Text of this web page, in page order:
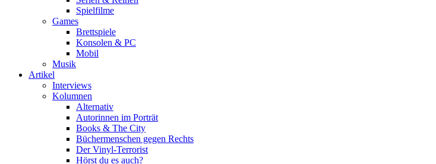
Spielfilme
Games
Brettspiele
Konsolen & PC
Mobil
Musik
Artikel
Interviews
Kolumnen
Alternativ
Autorinnen im Porträt
Books & The City
Büchermenschen gegen Rechts
Der Vinyl-Terrorist
Hörst du es auch?